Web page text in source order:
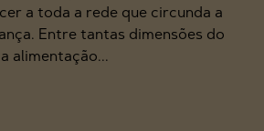
a toda a rede que circunda a
Entre tantas dimensões do
alimentação...